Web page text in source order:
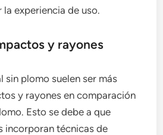
experiencia de uso.
y rayones
sin plomo suelen ser más
y rayones en comparación
Esto se debe a que
incorporan técnicas de